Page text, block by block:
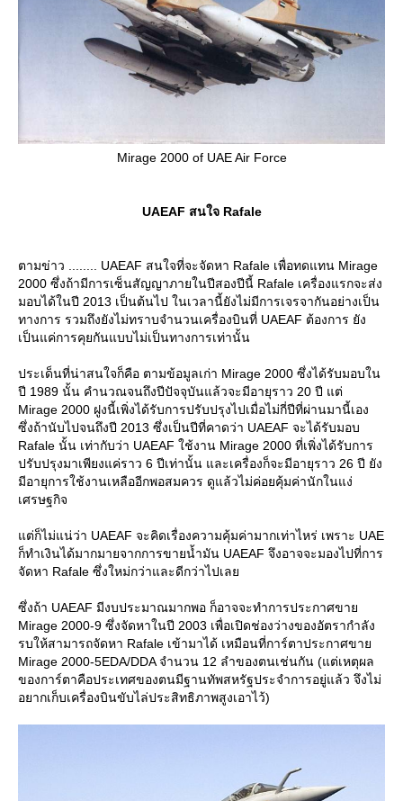
Mirage 2000 of UAE Air Force
UAEAF สนใจ Rafale
ตามข่าว ........ UAEAF สนใจที่จะจัดหา Rafale เพื่อทดแทน Mirage
2000 ซึ่งถ้ามีการเซ็นสัญญาภายในปีสองปีนี้ Rafale เครื่องแรกจะส่ง
มอบได้ในปี 2013 เป็นต้นไป ในเวลานี้ยังไม่มีการเจรจากันอย่างเป็น
ทางการ รวมถึงยังไม่ทราบจำนวนเครื่องบินที่ UAEAF ต้องการ ยัง
เป็นแค่การคุยกันแบบไม่เป็นทางการเท่านั้น
ประเด็นที่น่าสนใจก็คือ ตามข้อมูลเก่า Mirage 2000 ซึ่งได้รับมอบใน
ปี 1989 นั้น คำนวณจนถึงปีปัจจุบันแล้วจะมีอายุราว 20 ปี แต่
Mirage 2000 ฝูงนี้เพิ่งได้รับการปรับปรุงไปเมื่อไม่กี่ปีที่ผ่านมานี้เอง
ซึ่งถ้านับไปจนถึงปี 2013 ซึ่งเป็นปีที่คาดว่า UAEAF จะได้รับมอบ
Rafale นั้น เท่ากับว่า UAEAF ใช้งาน Mirage 2000 ที่เพิ่งได้รับการ
ปรับปรุงมาเพียงแค่ราว 6 ปีเท่านั้น และเครื่องก็จะมีอายุราว 26 ปี ยัง
มีอายุการใช้งานเหลืออีกพอสมควร ดูแล้วไม่ค่อยคุ้มค่านักในแง่
เศรษฐกิจ
ต่ก็ไม่แน่ว่า UAEAF จะคิดเรื่องความคุ้มค่ามากเท่าไหร่ เพราะ UAE
ก็ทำเงินได้มากมายจากการขายน้ำมัน UAEAF จึงอาจจะมองไปที่การ
จัดหา Rafale ซึ่งใหม่กว่าและดีกว่าไปเล
ซึ่งถ้า UAEAF มีงบประมาณมากพอ ก็อาจจะทำการประกาศขา
Mirage 2000-9 ซึ่งจัดหาในปี 2003 เพื่อเปิดช่องว่างของอัตรากำลัง
รบให้สามารถจัดหา Rafale เข้ามาได้ เหมือนที่การ์ตาประกาศขา
Mirage 2000-5EDA/DDA จำนวน 12 ลำของตนเช่นกัน (แต่เหตุผล
ของการ์ตาคือประเทศของตนมีฐานทัพสหรัฐประจำการอยู่แล้ว จึงไม่
อยากเก็บเครื่องบินขับไล่ประสิทธิภาพสูงเอาไว้)